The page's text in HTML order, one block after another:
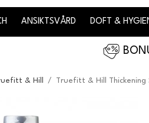
ANSIKTSVÅRD DOFT &
& Hill / Truefitt & Hill Thickening